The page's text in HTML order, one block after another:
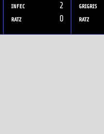
INFEC 2
RATZ 0
GRIGRIS
RATZ